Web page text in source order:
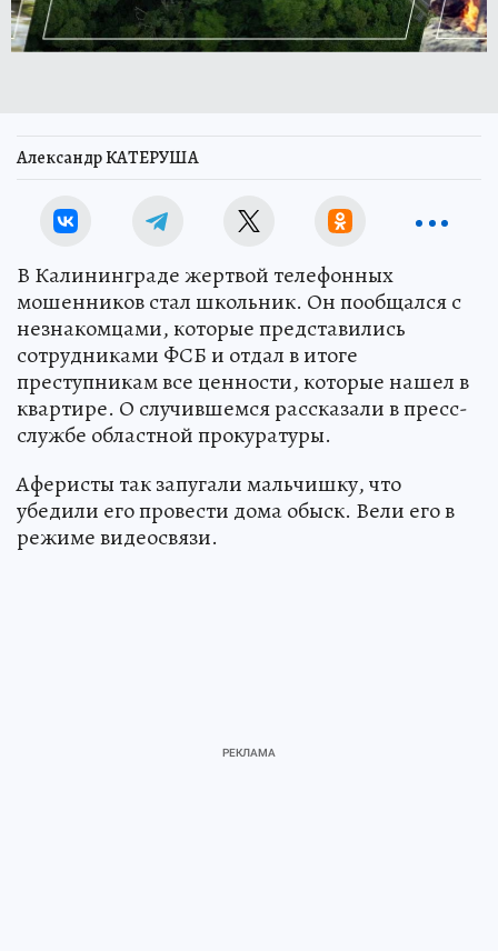
Александр КАТЕРУША
В Калининграде жертвой телефонных
мошенников стал школьник. Он пообщался с
незнакомцами, которые представились
сотрудниками ФСБ и отдал в итоге
преступникам все ценности, которые нашел в
квартире. О случившемся рассказали в пресс-
службе областной прокуратуры.
Аферисты так запугали мальчишку, что
убедили его провести дома обыск. Вели его в
режиме видеосвязи.